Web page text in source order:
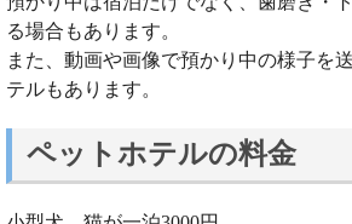
る場合もあります。
また、動画や画像で預かり中の様子を
テルもあります。
ペットホテルの料金